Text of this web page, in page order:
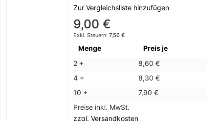
Zur Vergleichsliste hinzufügen
9,00 €
7,56 €
Menge
Preis je
2 +
8,60 €
4 +
8,30 €
10 +
7,90 €
Preise inkl. MwSt.
zzgl. Versandkosten